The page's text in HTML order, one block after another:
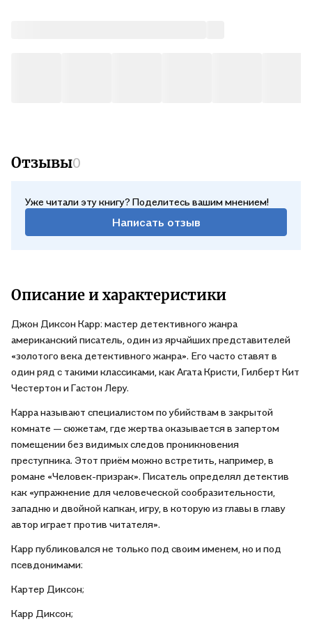
Отзывы0
Уже читали эту книгу? Поделитесь вашим мнением!
Написать отзыв
Описание и характеристики
Джон Диксон Карр: мастер детективного жанра
американский писатель, один из ярчайших представителей
«золотого века детективного жанра». Его часто ставят в
один ряд с такими классиками, как Агата Кристи, Гилберт Кит
Честертон и Гастон Леру.
Карра называют специалистом по убийствам в закрытой
комнате — сюжетам, где жертва оказывается в запертом
помещении без видимых следов проникновения
преступника. Этот приём можно встретить, например, в
романе «Человек-призрак». Писатель определял детектив
как «упражнение для человеческой сообразительности,
западню и двойной капкан, игру, в которую из главы в главу
автор играет против читателя».
Карр публиковался не только под своим именем, но и под
псевдонимами:
Картер Диксон;
Карр Диксон;